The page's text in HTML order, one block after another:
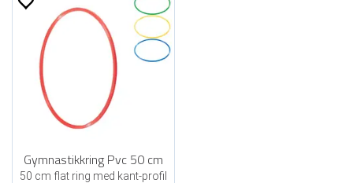
Gymnastikkring Pvc 50 cm
50 cm flat ring med kant-profil